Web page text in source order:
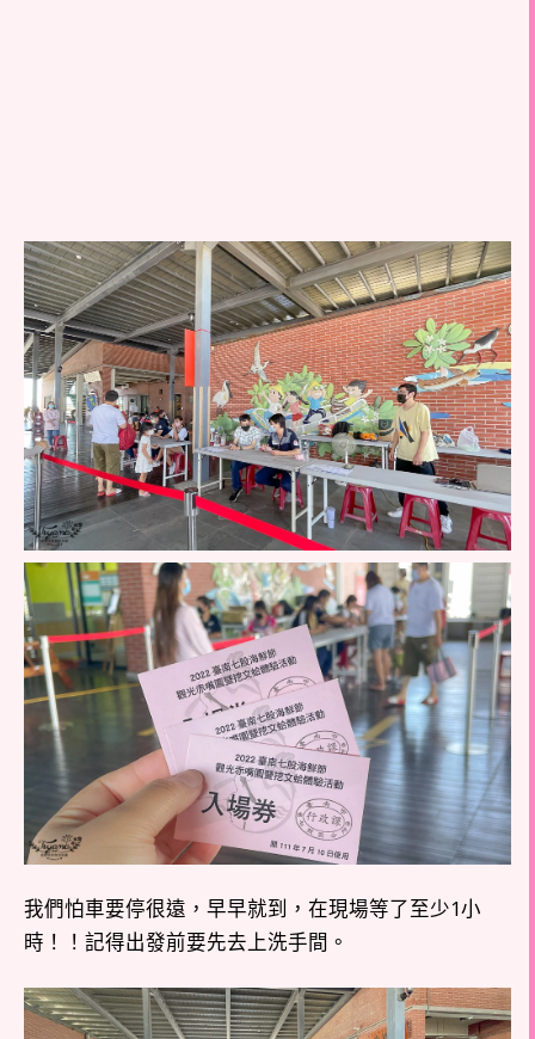
我們怕車要停很遠，早早就到，在現場等了至少1小
時！！記得出發前要先去上洗手間。